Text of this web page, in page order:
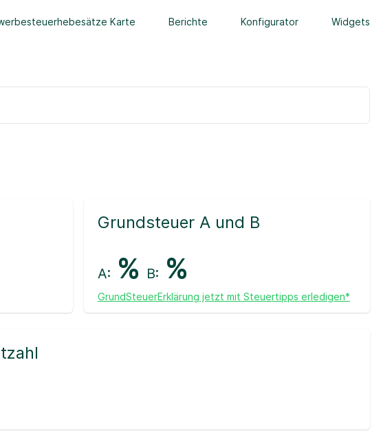
Karte Berichte Konfigurator Widgets
Grundsteuer A und B
A: % B: %
GrundSteuerErklärung jetzt mit Steuertipps erledigen*